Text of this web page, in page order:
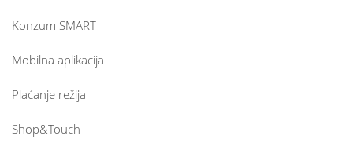
Konzum SMART
Mobilna aplikacija
Plaćanje režija
Shop&Touch